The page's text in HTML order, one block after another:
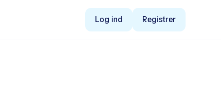
Log ind Registrer